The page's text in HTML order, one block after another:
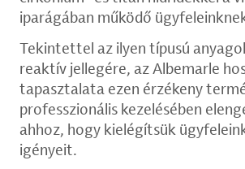
iparágában működő
Tekintettel az ilyen típusú
reaktív jellegére, az Albemarle
tapasztalata ezen érzékeny
professzionális kezelésében
ahhoz, hogy kielégítsük
igényeit.